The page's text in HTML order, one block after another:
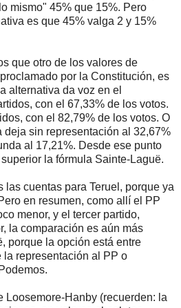
mismo" 45% que 15%. Pero
es que 45% valga 2 y 15%
que otro de los valores de
por la Constitución, es
alternativa da voz en el
con el 67,33% de los votos.
con el 82,79% de los votos. O
deja sin representación al 32,67%
al 17,21%. Desde ese punto
la fórmula Sainte-Laguë.
las cuentas para Teruel, porque ya
en resumen, como allí el PP
menor, y el tercer partido,
la comparación es aún más
porque la opción está entre
representación al PP o
Loosemore-Hanby (recuerden: la